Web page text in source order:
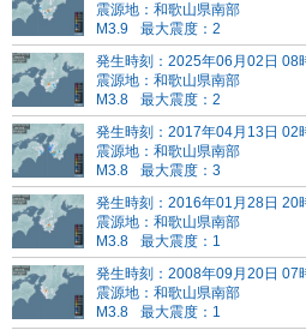
震源地：和歌山県南部
M3.9
最大震度：2
発生時刻：2025年06月02日 08
震源地：和歌山県南部
M3.8
最大震度：2
発生時刻：2017年04月13日 02
震源地：和歌山県南部
M3.8
最大震度：3
発生時刻：2016年01月28日 20
震源地：和歌山県南部
M3.8
最大震度：1
発生時刻：2008年09月20日 07
震源地：和歌山県南部
M3.8
最大震度：1